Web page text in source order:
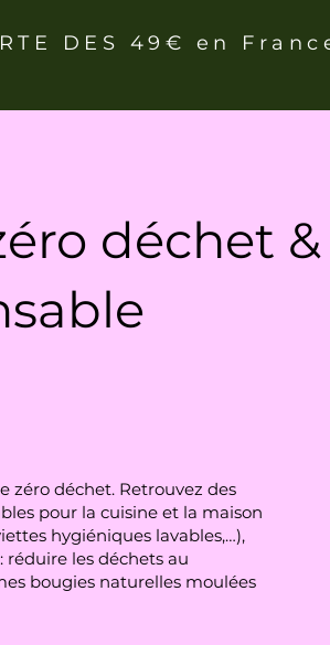
DES 49€ en
déchet &
zéro déchet. Retrouvez des
pour la cuisine et la maison
hygiéniques lavables,…),
réduire les déchets au
bougies naturelles moulées